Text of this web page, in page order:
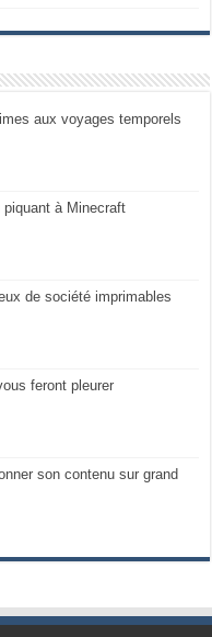
aux voyages temporels
à Minecraft
de société imprimables
feront pleurer
son contenu sur grand